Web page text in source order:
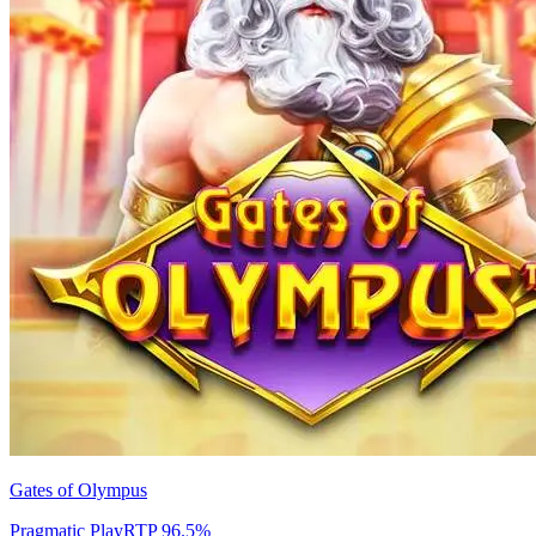
Gates of Olympus
Pragmatic PlayRTP96.5%